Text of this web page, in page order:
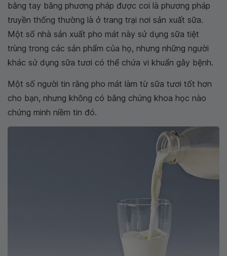
bằng tay bằng phương pháp được coi là phương pháp
truyền thống thường là ở trang trại nơi sản xuất sữa.
Một số nhà sản xuất pho mát này sử dụng sữa tiệt
trùng trong các sản phẩm của họ, nhưng những người
khác sử dụng sữa tươi có thể chứa vi khuẩn gây bệnh.
Một số người tin rằng pho mát làm từ sữa tươi tốt hơn
cho bạn, nhưng không có bằng chứng khoa học nào
chứng minh niềm tin đó.